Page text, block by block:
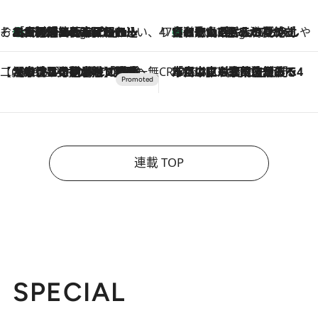
そおだよおこの関西おいしい、おやつ紀行
9 Hours Ago
［大阪府箕面市］一皿一皿目の前で仕上げられる、料理を巧みに組み込んだアシェットデセールコース「ミチル アシェット デセール（Michiru assiette dessert）」 47都道府県の手みやげ ひんやりスイーツで夏を満喫
9 Hours Ago
【和歌山県】この夏絶対食べたい 冷やしておいしいおやつ3選 みかんがごろっと丸ごと入ったジュレ
【CREA×星野リゾート】唯一無二。癒しと発見が待つ場所へ
2026.8.7
【トンボの足水浴】ヒノキの香りに包まれて涼感マックス！約13℃の湧水かけ流しを避暑地「星野温泉 トンボの湯」で体験 CREA'S CHOICE
2026.8.7
「立川にも歌舞伎があるんだよ」 片岡仁左衛門・市川中車ら豪華座組みで4年目の立川立飛歌舞伎へ
連載 TOP
SPECIAL